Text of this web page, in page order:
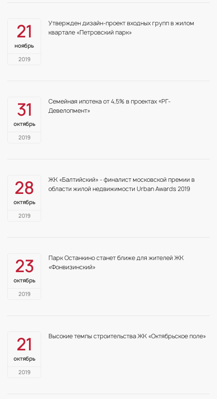
21
ноябрь
2019
Утвержден дизайн-проект входных групп в жилом
квартале «Петровский парк»
31
октябрь
2019
Семейная ипотека от 4,5% в проектах «РГ-
Девелопмент»
28
октябрь
2019
ЖК «Балтийский» - финалист московской премии в
области жилой недвижимости Urban Awards 2019
23
октябрь
2019
Парк Останкино станет ближе для жителей ЖК
«Фонвизинский»
21
октябрь
2019
Высокие темпы строительства ЖК «Октябрьское поле»